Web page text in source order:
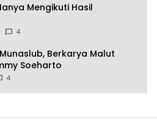
Mengikuti Hasil
4
Berkarya Malut
Soeharto
4